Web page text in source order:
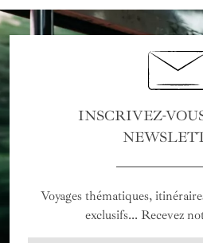
INSCRIVEZ-
Voyages thématiques,
exclusifs... Recevez